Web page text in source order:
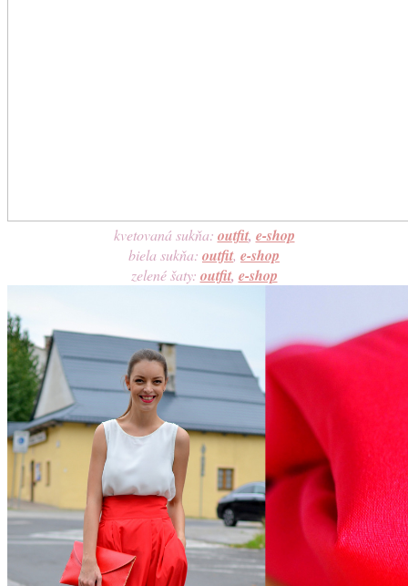
kvetovaná sukňa: outfit, e-shop
biela sukňa: outfit, e-shop
zelené šaty: outfit, e-shop